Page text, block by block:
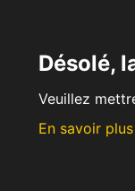
Désolé,
Veuillez
En savoir plus